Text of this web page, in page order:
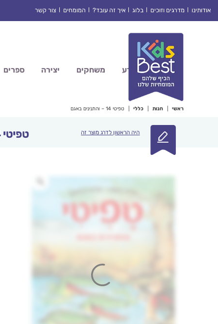
אודותינו מדרגים וזוכים בלוג איך זה עובד? המומחים צור קשר
מדע משחקים יצירה ספרים
ראשי חנות כללי טפיטי 14 – והתנינים באגם
היה הראשון לדרג מוצר זה טפיטי 14 – והתנינים באגם